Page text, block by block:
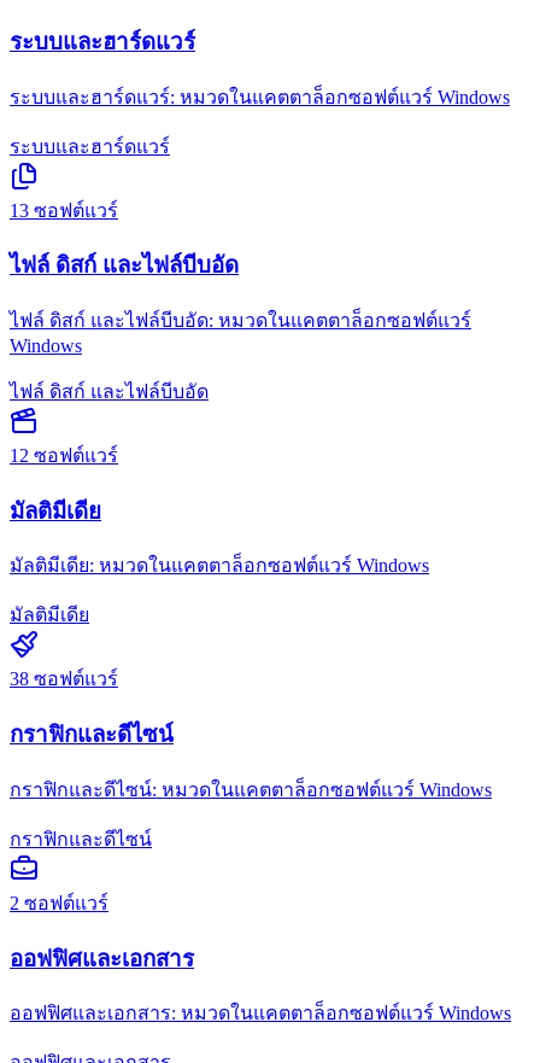
ระบบและฮาร์ดแวร์
ระบบและฮาร์ดแวร์: หมวดในแคตตาล็อกซอฟต์แวร์ Windows
ระบบและฮาร์ดแวร์
13 ซอฟต์แวร์
ไฟล์ ดิสก์ และไฟล์บีบอัด
ไฟล์ ดิสก์ และไฟล์บีบอัด: หมวดในแคตตาล็อกซอฟต์แวร์
Windows
ไฟล์ ดิสก์ และไฟล์บีบอัด
12 ซอฟต์แวร์
มัลติมีเดีย
มัลติมีเดีย: หมวดในแคตตาล็อกซอฟต์แวร์ Windows
มัลติมีเดีย
38 ซอฟต์แวร์
กราฟิกและดีไซน์
กราฟิกและดีไซน์: หมวดในแคตตาล็อกซอฟต์แวร์ Windows
กราฟิกและดีไซน์
2 ซอฟต์แวร์
ออฟฟิศและเอกสาร
ออฟฟิศและเอกสาร: หมวดในแคตตาล็อกซอฟต์แวร์ Windows